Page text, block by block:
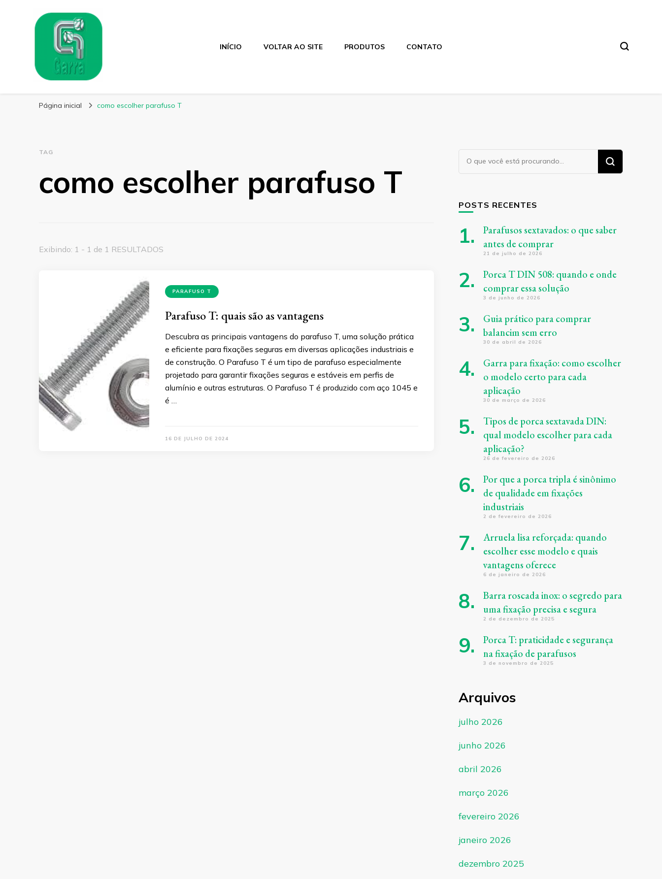
Garra Fixação
INÍCIO VOLTAR AO SITE PRODUTOS CONTATO
Página inicial como escolher parafuso T
TAG
como escolher parafuso T
Exibindo: 1 - 1 de 1 RESULTADOS
PARAFUSO T
Parafuso T: quais são as vantagens
Descubra as principais vantagens do parafuso T, uma solução prática
e eficiente para fixações seguras em diversas aplicações industriais e
de construção. O Parafuso T é um tipo de parafuso especialmente
projetado para garantir fixações seguras e estáveis em perfis de
alumínio e outras estruturas. O Parafuso T é produzido com aço 1045 e
é …
16 DE JULHO DE 2024
Procurando
algo?
POSTS RECENTES
Parafusos sextavados: o que saber
antes de comprar
21 de julho de 2026
Porca T DIN 508: quando e onde
comprar essa solução
3 de junho de 2026
Guia prático para comprar
balancim sem erro
30 de abril de 2026
Garra para fixação: como escolher
o modelo certo para cada
aplicação
30 de março de 2026
Tipos de porca sextavada DIN:
qual modelo escolher para cada
aplicação?
26 de fevereiro de 2026
Por que a porca tripla é sinônimo
de qualidade em fixações
industriais
2 de fevereiro de 2026
Arruela lisa reforçada: quando
escolher esse modelo e quais
vantagens oferece
6 de janeiro de 2026
Barra roscada inox: o segredo para
uma fixação precisa e segura
2 de dezembro de 2025
Porca T: praticidade e segurança
na fixação de parafusos
3 de novembro de 2025
Arquivos
julho 2026
junho 2026
abril 2026
março 2026
fevereiro 2026
janeiro 2026
dezembro 2025